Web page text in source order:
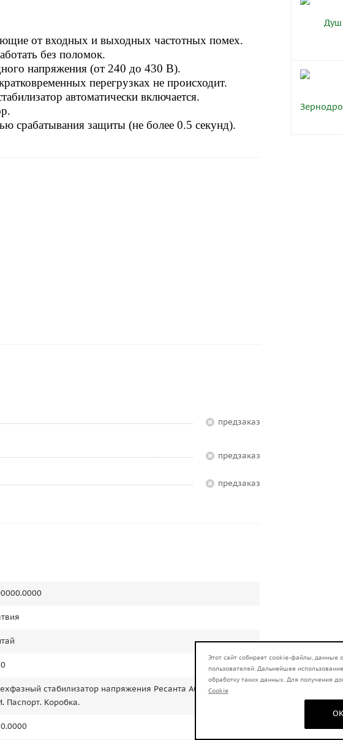
от входных и выходных частотных помех.
без поломок.
напряжения (от 240 до 430 В).
перегрузках не происходит.
автоматически включается.
срабатывания защиты (не более 0.5 секунд).
Предзаказ
Предзаказ
Предзаказ
стабилизатор напряжения Ресанта АСН-100000/3-
Паспорт. Коробка.
Этот сайт собирает cookie-файлы, данные
пользователей. Дальнейшее
обработку таких данных. Для получения
Cookie
OK